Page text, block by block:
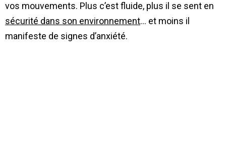
vos mouvements. Plus c’est fluide, plus il se sent en
sécurité dans son environnement… et moins il
manifeste de signes d’anxiété.